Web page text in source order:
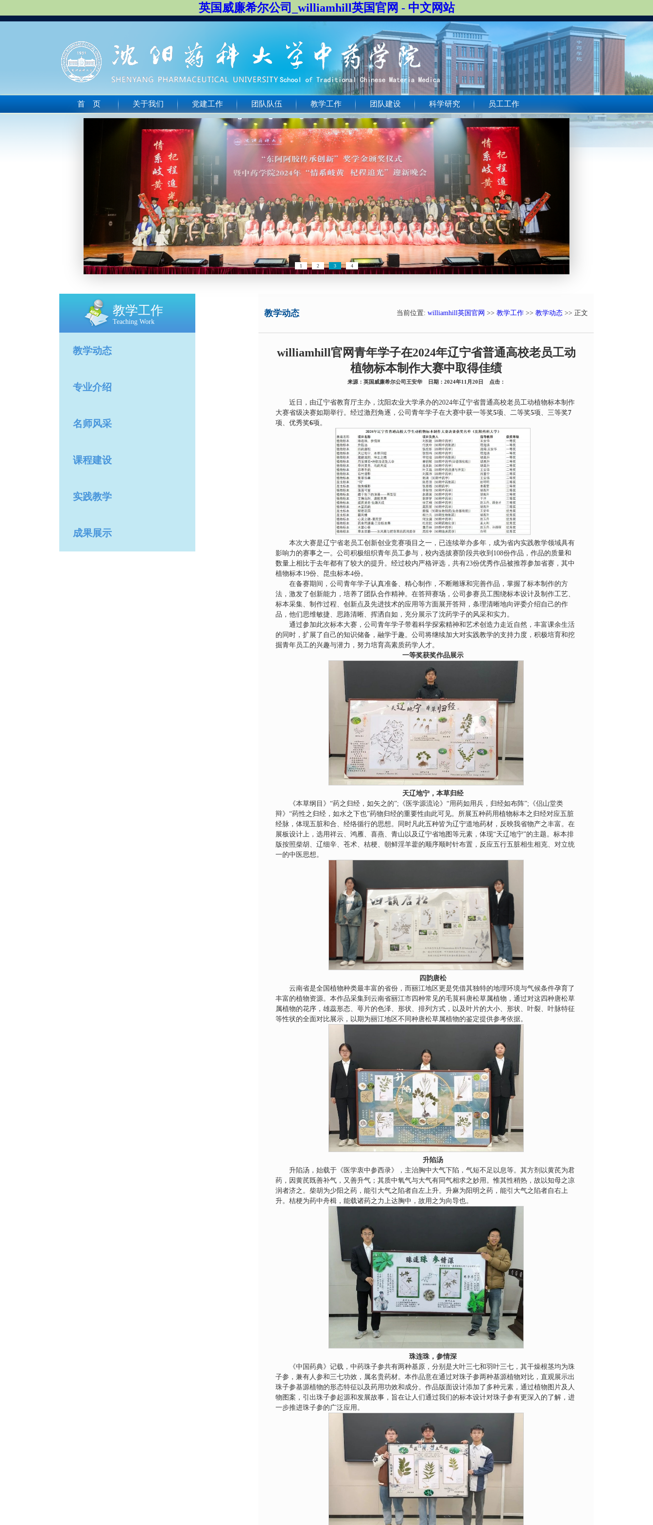
英国威廉希尔公司_williamhill英国官网 - 中文网站
首 页 关于我们 党建工作 团队队伍 教学工作 团队建设 科学研究 员工工作
1 2 3 4
教学工作
Teaching Work
教学动态
专业介绍
名师风采
课程建设
实践教学
成果展示
教学动态 当前位置: williamhill英国官网 >> 教学工作 >> 教学动态 >> 正文
williamhill官网青年学子在2024年辽宁省普通高校老员工动
植物标本制作大赛中取得佳绩
来源：英国威廉希尔公司王安华 日期：2024年11月20日 点击：
近日，由辽宁省教育厅主办，沈阳农业大学承办的2024年辽宁省普通高校老员工动植物标本制作
大赛省级决赛如期举行。经过激烈角逐，公司青年学子在大赛中获一等奖5项、二等奖5项、三等奖7
项、优秀奖6项。
本次大赛是辽宁省老员工创新创业竞赛项目之一，已连续举办多年，成为省内实践教学领域具有
影响力的赛事之一。公司积极组织青年员工参与，校内选拔赛阶段共收到108份作品，作品的质量和
数量上相比于去年都有了较大的提升。经过校内严格评选，共有23份优秀作品被推荐参加省赛，其中
植物标本19份、昆虫标本4份。
在备赛期间，公司青年学子认真准备、精心制作，不断雕琢和完善作品，掌握了标本制作的方
法，激发了创新能力，培养了团队合作精神。在答辩赛场，公司参赛员工围绕标本设计及制作工艺、
标本采集、制作过程、创新点及先进技术的应用等方面展开答辩，条理清晰地向评委介绍自己的作
品，他们思维敏捷、思路清晰、挥洒自如，充分展示了沈药学子的风采和实力。
通过参加此次标本大赛，公司青年学子带着科学探索精神和艺术创造力走近自然，丰富课余生活
的同时，扩展了自己的知识储备，融学于趣。公司将继续加大对实践教学的支持力度，积极培育和挖
掘青年员工的兴趣与潜力，努力培育高素质药学人才。
一等奖获奖作品展示
天辽地宁，本草归经
《本草纲目》“药之归经，如矢之的”;《医学源流论》“用药如用兵，归经如布阵”;《侣山堂类
辩》“药性之归经，如水之下也”药物归经的重要性由此可见。所展五种药用植物标本之归经对应五脏
经脉，体现五脏和合、经络循行的思想。同时凡此五种皆为辽宁道地药材，反映我省物产之丰富。在
展板设计上，选用祥云、鸿雁、喜燕、青山以及辽宁省地图等元素，体现“天辽地宁”的主题。标本排
版按照柴胡、辽细辛、苍术、桔梗、朝鲜淫羊藿的顺序顺时针布置，反应五行五脏相生相克、对立统
一的中医思想。
四韵唐松
云南省是全国植物种类最丰富的省份，而丽江地区更是凭借其独特的地理环境与气候条件孕育了
丰富的植物资源。本作品采集到云南省丽江市四种常见的毛茛科唐松草属植物，通过对这四种唐松草
属植物的花序，雄蕊形态、萼片的色泽、形状、排列方式，以及叶片的大小、形状、叶裂、叶脉特征
等性状的全面对比展示，以期为丽江地区不同种唐松草属植物的鉴定提供参考依据。
升陷汤
升陷汤，始载于《医学衷中参西录》，主治胸中大气下陷，气短不足以息等。其方剂以黄芪为君
药，因黄芪既善补气，又善升气；其质中氧气与大气有同气相求之妙用。惟其性稍热，故以知母之凉
润者济之。柴胡为少阳之药，能引大气之陷者自左上升。升麻为阳明之药，能引大气之陷者自右上
升。桔梗为药中舟楫，能载诸药之力上达胸中，故用之为向导也。
珠连珠，参情深
《中国药典》记载，中药珠子参共有两种基原，分别是大叶三七和羽叶三七，其干燥根茎均为珠
子参，兼有人参和三七功效，属名贵药材。本作品意在通过对珠子参两种基源植物对比，直观展示出
珠子参基源植物的形态特征以及药用功效和成分。作品版面设计添加了多种元素，通过植物图片及人
物图案，引出珠子参起源和发展故事，旨在让人们通过我们的标本设计对珠子参有更深入的了解，进
一步推进珠子参的广泛应用。